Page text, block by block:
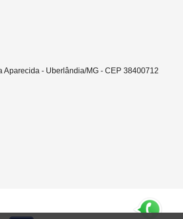
- Uberlândia/MG - CEP 38400712